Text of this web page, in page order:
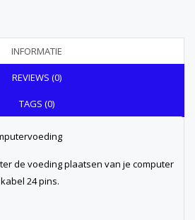
INFORMATIE
REVIEWS (0)
TAGS (0)
de voeding plaatsen van je computer
24 pins.